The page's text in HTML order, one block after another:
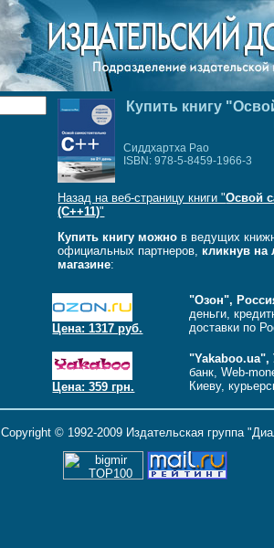
Купить книгу
Сиддхартха Рао
ISBN: 978-5-8459-1966-3
Назад на веб-страницу книги "Освой
(C++11)"
Купить книгу можно в ведущих
официальных партнеров, кликнув на
магазине:
Цена: 1317 руб.
"Озон",
деньги,
доставки по
Цена: 359 грн.
"Yakaboo.ua",
банк, Web-
Киеву,
Copyright © 1992-2009 Издательская группа